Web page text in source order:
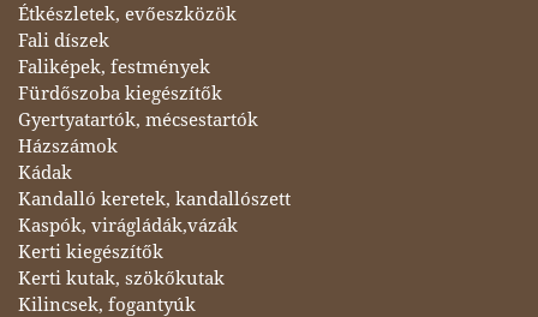
Étkészletek, evőeszközök
Fali díszek
Faliképek, festmények
Fürdőszoba kiegészítők
Gyertyatartók, mécsestartók
Házszámok
Kádak
Kandalló keretek, kandallószett
Kaspók, virágládák,vázák
Kerti kiegészítők
Kerti kutak, szökőkutak
Kilincsek, fogantyúk